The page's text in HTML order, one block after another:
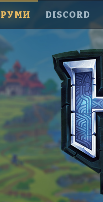
DISCORD